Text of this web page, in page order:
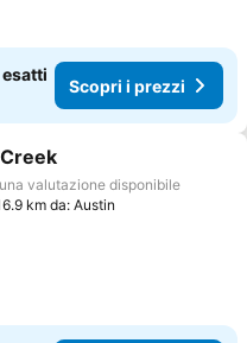
Scopri i prezzi
ai preferiti
valutazione disponibile
km da: Austin